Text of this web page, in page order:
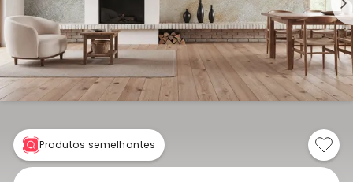
Produtos semelhantes